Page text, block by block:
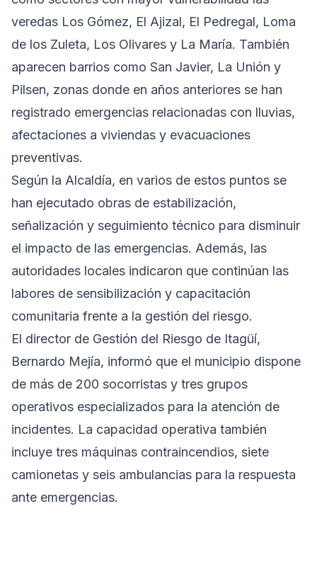
veredas Los Gómez, El Ajizal, El Pedregal, Loma
de los Zuleta, Los Olivares y La María. También
aparecen barrios como San Javier, La Unión y
Pilsen, zonas donde en años anteriores se han
registrado emergencias relacionadas con lluvias,
afectaciones a viviendas y evacuaciones
preventivas.
Según la Alcaldía, en varios de estos puntos se
han ejecutado obras de estabilización,
señalización y seguimiento técnico para disminuir
el impacto de las emergencias. Además, las
autoridades locales indicaron que continúan las
labores de sensibilización y capacitación
comunitaria frente a la gestión del riesgo.
El director de Gestión del Riesgo de Itagüí,
Bernardo Mejía, informó que el municipio dispone
de más de 200 socorristas y tres grupos
operativos especializados para la atención de
incidentes. La capacidad operativa también
incluye tres máquinas contraincendios, siete
camionetas y seis ambulancias para la respuesta
ante emergencias.